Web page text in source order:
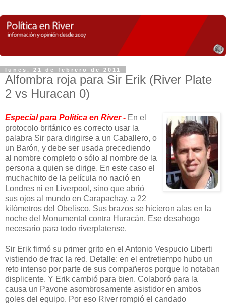
lunes, 21 de febrero de 2011
Alfombra roja para Sir Erik (River Plate
2 vs Huracan 0)
Especial para Política en River - En el
protocolo británico es correcto usar la
palabra Sir para dirigirse a un Caballero, o
un Barón, y debe ser usada precediendo
al nombre completo o sólo al nombre de la
persona a quien se dirige. En este caso el
muchachito de la película no nació en
Londres ni en Liverpool, sino que abrió
sus ojos al mundo en Carapachay, a 22
kilómetros del Obelisco. Sus brazos se hicieron alas en la
noche del Monumental contra Huracán. Ese desahogo
necesario para todo riverplatense.
Sir Erik firmó su primer grito en el Antonio Vespucio Liberti
vistiendo de frac la red. Detalle: en el entretiempo hubo un
reto intenso por parte de sus compañeros porque lo notaban
displicente. Y Erik cambió para bien. Colaboró para la
causa un Pavone asombrosamente asistidor en ambos
goles del equipo. Por eso River rompió el candado